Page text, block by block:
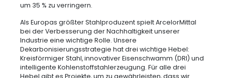
um 35 % zu verringern.
Als Europas größter Stahlproduzent spielt ArcelorMittal
bei der Verbesserung der Nachhaltigkeit unserer
Industrie eine wichtige Rolle. Unsere
Dekarbonisierungsstrategie hat drei wichtige Hebel:
Kreisförmiger Stahl, innovativer Eisenschwamm (DRI) und
intelligente Kohlenstoffstahlerzeugung. Für alle drei
Hebel gibt es Projekte, um zu gewährleisten, dass wir